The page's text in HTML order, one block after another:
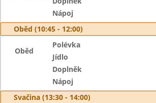
Nápoj
Oběd (10:45 - 12:00)
Oběd
Polévka
Jídlo
Doplněk
Nápoj
Svačina (13:30 - 14:00)